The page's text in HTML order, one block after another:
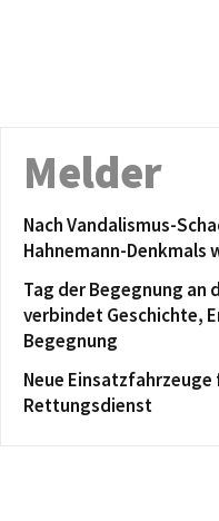
Melder
Nach Vandalismus-
Hahnemann-
Tag der Begegnung an
verbindet Geschichte,
Begegnung
Neue
Rettungsdienst